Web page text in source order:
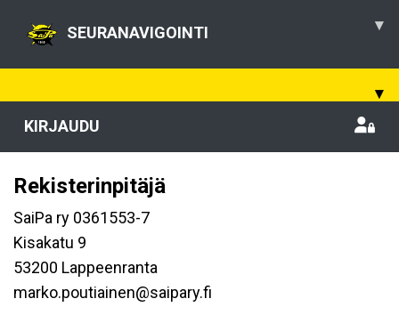
SEURANAVIGOINTI ▾
▾
KIRJAUDU
Rekisterinpitäjä
SaiPa ry 0361553-7
Kisakatu 9
53200 Lappeenranta
marko.poutiainen@saipary.fi